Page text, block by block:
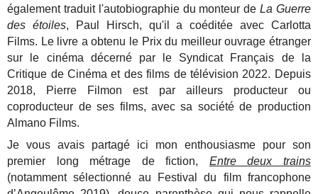
également traduit l'autobiographie du monteur deLa Guerre
des étoiles, Paul Hirsch, qu'il a coéditée avec Carlotta
Films. Le livre a obtenu le Prix du meilleur ouvrage étranger
sur le cinéma décerné par le Syndicat Français de la
Critique de Cinéma et des films de télévision 2022. Depuis
2018, Pierre Filmon est par ailleurs producteur ou
coproducteur de ses films, avec sa société de production
Almano Films.
Je vous avais partagé ici mon enthousiasme pour son
premier long métrage de fiction, Entre deux trains
(notamment sélectionné au Festival du film francophone